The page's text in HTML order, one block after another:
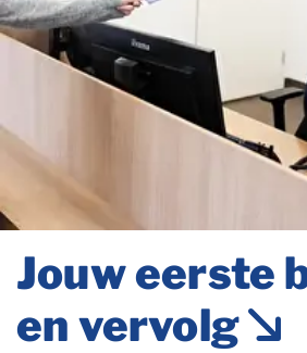
Jouw eerste
en vervolg